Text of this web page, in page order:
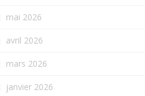
mai 2026
avril 2026
mars 2026
janvier 2026